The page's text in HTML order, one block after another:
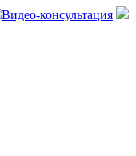
Видео-консультация